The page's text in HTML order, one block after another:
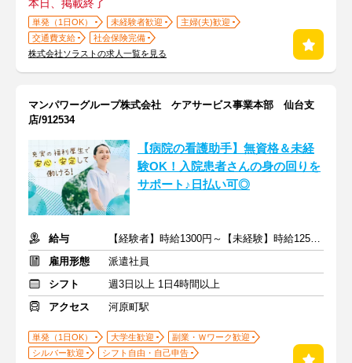
本日、掲載終了
単発（1日OK） 未経験者歓迎
主婦(夫)歓迎
交通費支給
社会保険完備
株式会社ソラストの求人一覧を見る
マンパワーグループ株式会社 ケアサービス事業本部 仙台支
店/912534
【病院の看護助手】無資格＆未経
験OK！入院患者さんの身の回りを
サポート♪日払い可◎
給与
【経験者】時給1300円～【未経験】時給1250円～ ※交通費全額
雇用形態
派遣社員
シフト
週3日以上 1日4時間以上
アクセス
河原町駅
単発（1日OK） 大学生歓迎
副業・Ｗワーク歓迎
シルバー歓迎
シフト自由・自己申告